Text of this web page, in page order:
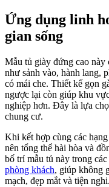
Ứng dụng linh
gian sống
Mẫu tủ giày đứng cao
như sảnh vào, hành lang,
có mái che. Thiết kế gọn
ngược lại còn giúp khu
nghiệp hơn. Đây là lựa
chung cư.
Khi kết hợp cùng các
nên tổng thể hài hòa và
bố trí mẫu tủ này trong các
phòng khách, giúp không
mạch, đẹp mắt và tiện nghi.